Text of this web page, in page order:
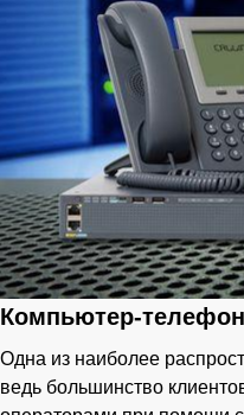
Компьютер-телефон
Одна из наиболее
ведь большинство